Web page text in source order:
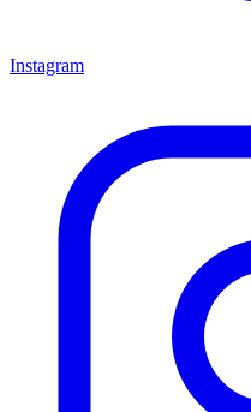
Instagram